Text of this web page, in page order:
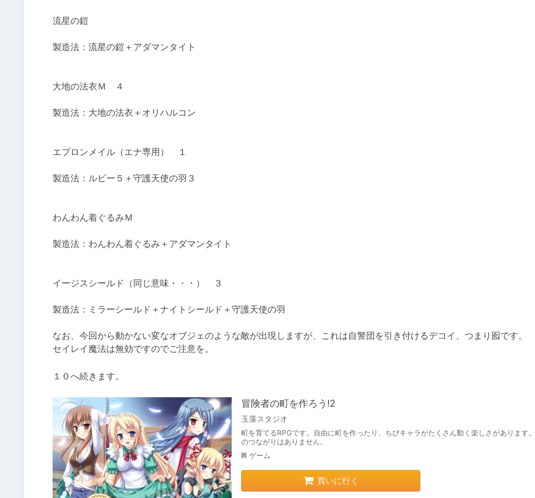
流星の鎧
製造法：流星の鎧＋アダマンタイト
大地の法衣Ｍ　４
製造法：大地の法衣＋オリハルコン
エプロンメイル（エナ専用）　１
製造法：ルビー５＋守護天使の羽３
わんわん着ぐるみＭ
製造法：わんわん着ぐるみ＋アダマンタイト
イージスシールド（同じ意味・・・）　３
製造法：ミラーシールド＋ナイトシールド＋守護天使の羽
なお、今回から動かない変なオブジェのような敵が出現しますが、これは自警団を引き付けるデコイ、つまり囮です。
セイレイ魔法は無効ですのでご注意を。
１０へ続きます。
冒険者の町を作ろう!2
玉藻スタジオ
町を育てるRPGです。自由に町を作ったり、ちびキャラがたくさん動く楽しさがあります
のつながりはありません。
ゲーム
買いに行く